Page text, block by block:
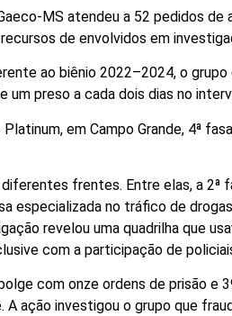
MS atendeu a 52 pedidos
de envolvidos em
ao biênio 2022–2024, o
preso a cada dois dias no
em Campo Grande, 4ª
frentes. Entre elas, a 2ª
especializada no tráfico de
revelou uma quadrilha que
com a participação de
com onze ordens de prisão e
A ação investigou o grupo que